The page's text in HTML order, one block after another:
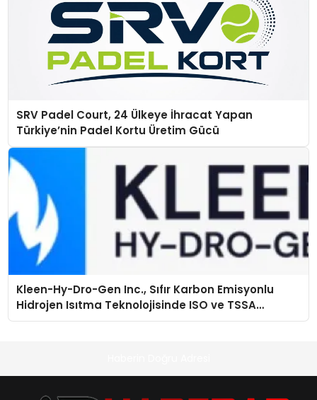
SRV Padel Court, 24 Ülkeye İhracat Yapan
Türkiye’nin Padel Kortu Üretim Gücü
Kleen-Hy-Dro-Gen Inc., Sıfır Karbon Emisyonlu
Hidrojen Isıtma Teknolojisinde ISO ve TSSA
Düzenleyici Onaylarını Aldı